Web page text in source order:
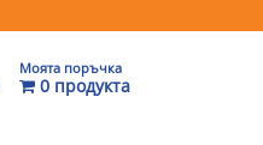
Моята поръчка
0 продукта